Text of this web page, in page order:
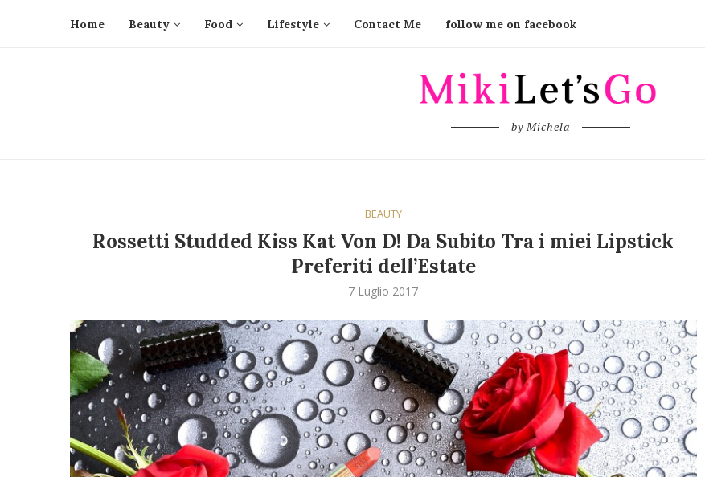
Home Beauty Food Lifestyle Contact Me follow me on facebook
by Michela
BEAUTY
Rossetti Studded Kiss Kat Von D! Da Subito Tra i miei Lipstick
Preferiti dell’Estate
7 Luglio 2017